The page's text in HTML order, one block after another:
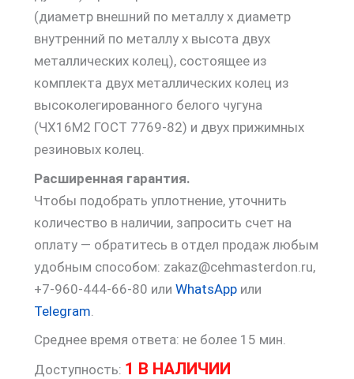
(диаметр внешний по металлу х диаметр
внутренний по металлу х высота двух
металлических колец), состоящее из
комплекта двух металлических колец из
высоколегированного белого чугуна
(ЧХ16М2 ГОСТ 7769-82) и двух прижимных
резиновых колец.
Расширенная гарантия.
Чтобы подобрать уплотнение, уточнить
количество в наличии, запросить счет на
оплату — обратитесь в отдел продаж любым
удобным способом: zakaz@cehmasterdon.ru,
+7-960-444-66-80 илиWhatsApp или
Telegram
Среднее время ответа: не более 15 мин.
Доступность: 1 В НАЛИЧИИ